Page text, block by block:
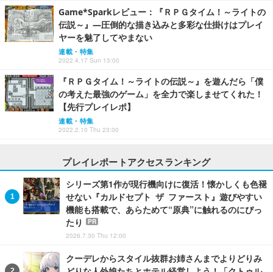
Game*Sparkレビュー：『ＲＰＧタイム！～ライトの
伝説～』―圧倒的な描き込みと多彩な仕掛けはプレイ
ヤーを魅了してやまない
連載・特集
2022.4.17 Sun 13:00
『ＲＰＧタイム！～ライトの伝説～』を遊んだら「僕
の考えた最強のゲーム」を全力で楽しませてくれた！
【先行プレイレポ】
連載・特集
2022.2.10 Thu 23:00
プレイレポートアクセスランキング
シリーズ第1作が現行機向けに復活！懐かしくも色褪
せない『カルドセプト ザ ファースト』遊びやすい
機能も搭載で、あらためて“原典”に触れるのにぴっ
たり
PR
2026.7.30 Thu 12:00
クーデレからスタイル抜群お姉さんまでよりどりみ